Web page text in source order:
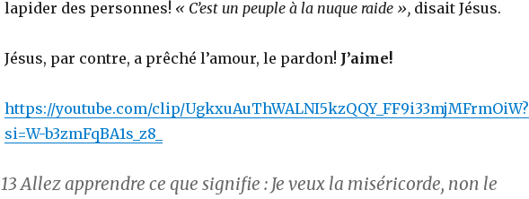
lapider des personnes! « C’est un peuple à la nuque raide », disait Jésus.
Jésus, par contre, a prêché l’amour, le pardon! J’aime!
https://youtube.com/clip/UgkxuAuThWALNI5kzQQY_FF9i33mjMFrmOiW?
si=W-b3zmFqBA1s_z8_
13Allez apprendre ce que signifie : Je veux la miséricorde, non le